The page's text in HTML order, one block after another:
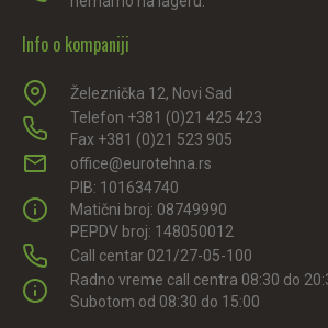
Info o kompaniji
Železnička 12, Novi Sad
Telefon +381 (0)21 425 423
Fax +381 (0)21 523 905
office@eurotehna.rs
PIB: 101634740
Matični broj: 08749990
PEPDV broj: 148050012
Call centar 021/27-05-100
Radno vreme call centra 08:30 do
Subotom od 08:30 do 15:00